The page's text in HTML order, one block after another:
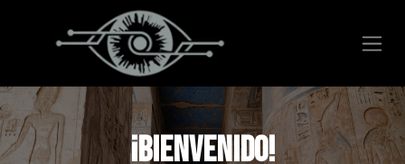
¡Bienvenido!